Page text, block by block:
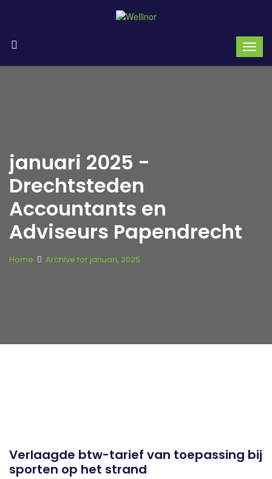
januari 2025 -
Drechtsteden
Accountants en
Adviseurs Papendrecht
Home Archive for januari, 2025
Verlaagde btw-tarief van toepassing bij
sporten op het strand